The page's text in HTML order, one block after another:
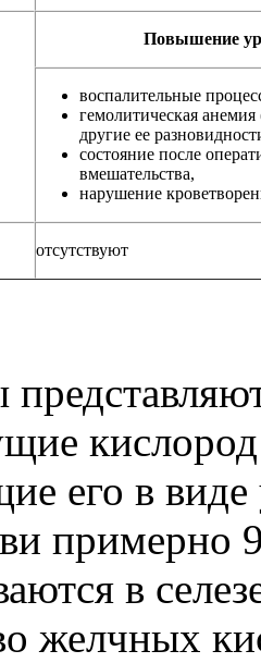
Повышение
воспалительные
гемолитическая
другие ее
состояние после
вмешательства,
нарушение
отсутствуют
его в виде
примерно
в
желчных